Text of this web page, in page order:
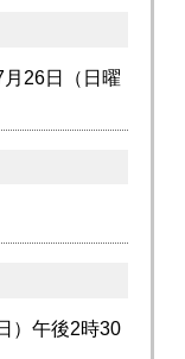
26日（日曜
）午後2時30